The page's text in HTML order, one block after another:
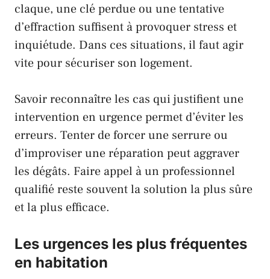
claque, une clé perdue ou une tentative
d’effraction suffisent à provoquer stress et
inquiétude. Dans ces situations, il faut agir
vite pour sécuriser son logement.
Savoir reconnaître les cas qui justifient une
intervention en urgence permet d’éviter les
erreurs. Tenter de forcer une serrure ou
d’improviser une réparation peut aggraver
les dégâts. Faire appel à un professionnel
qualifié reste souvent la solution la plus sûre
et la plus efficace.
Les urgences les plus fréquentes
en habitation